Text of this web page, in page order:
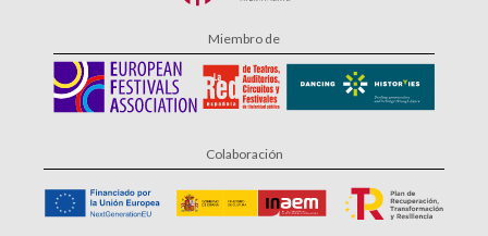
Miembro de
Colaboración